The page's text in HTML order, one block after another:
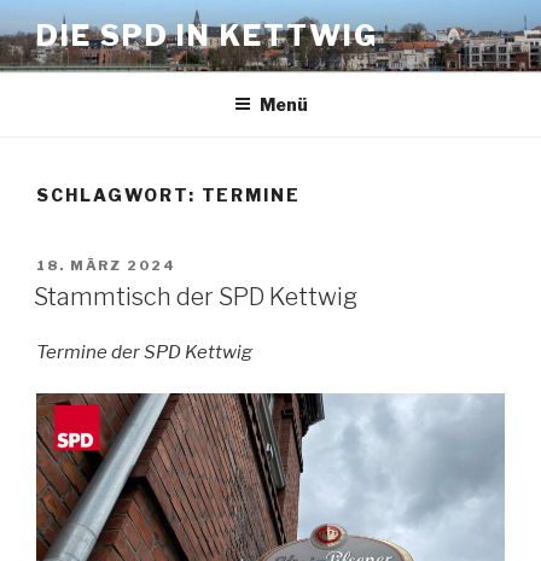
Inhalt
springen
DIE SPD IN KETTWIG
Menü
SCHLAGWORT: TERMINE
VERÖFFENTLICHT
AM
18. MÄRZ 2024
Stammtisch der SPD Kettwig
Termine der SPD Kettwig